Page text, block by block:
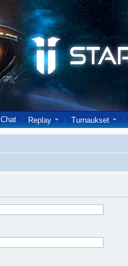
Chat Replay Turnaukset